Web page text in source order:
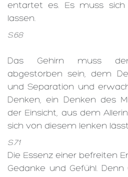
entartet es. Es muss sich
lassen.
S.68
Das Gehirn muss
abgestorben sein, dem
und Separation und
Denken, ein Denken des
der Einsicht, aus dem
sich von diesem lenken
S.71
Die Essenz einer befreiten
Gedanke und Gefühl. Denn